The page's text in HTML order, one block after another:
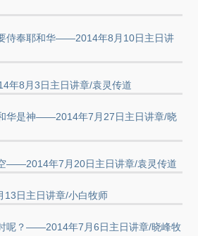
侍奉耶和华——2014年8月10日主日讲
8月3日主日讲章/袁灵传道
华是神——2014年7月27日主日讲章/晓
——2014年7月20日主日讲章/袁灵传道
日主日讲章/小白牧师
呢？——2014年7月6日主日讲章/晓峰牧